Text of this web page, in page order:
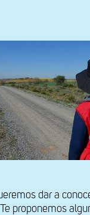
dar a
proponemos